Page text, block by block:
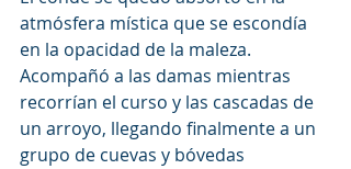
atmósfera mística que se escondía
en la opacidad de la maleza.
Acompañó a las damas mientras
recorrían el curso y las cascadas de
un arroyo, llegando finalmente a un
grupo de cuevas y bóvedas